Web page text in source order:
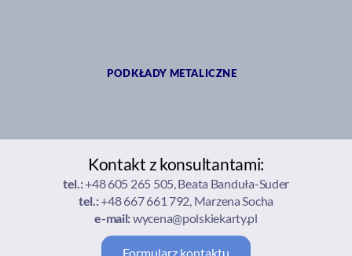
PODKŁADY METALICZNE
Kontakt z konsultantami:
tel.:+48 605 265 505, Beata Banduła-Suder
tel.:+48 667 661 792, Marzena Socha
e-mail:wycena@polskiekarty.pl
Formularz kontaktu